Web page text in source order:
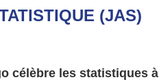
(JAS)
célèbre les statistiques à